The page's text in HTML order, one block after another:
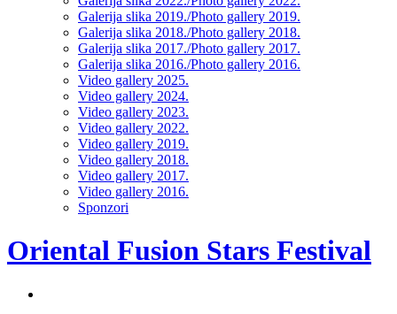
Galerija slika 2019./Photo gallery 2019.
Galerija slika 2018./Photo gallery 2018.
Galerija slika 2017./Photo gallery 2017.
Galerija slika 2016./Photo gallery 2016.
Video gallery 2025.
Video gallery 2024.
Video gallery 2023.
Video gallery 2022.
Video gallery 2019.
Video gallery 2018.
Video gallery 2017.
Video gallery 2016.
Sponzori
Oriental Fusion Stars Festival